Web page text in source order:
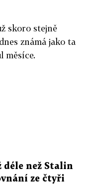
skoro stejně
známá jako ta
měsíce.
déle než Stalin
ze čtyři